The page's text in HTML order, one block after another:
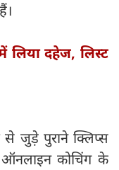
लिया दहेज, लिस्ट
से जुड़े पुराने क्लिप्स
कोचिंग के